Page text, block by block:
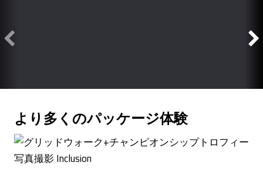
より多くのパッケージ体験